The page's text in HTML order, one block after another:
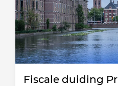
Fiscale duiding